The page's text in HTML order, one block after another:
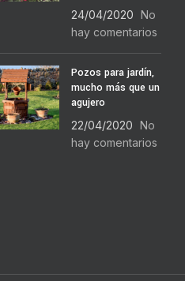
24/04/2020 No
hay comentarios
Pozos para jardín,
mucho más que un
agujero
22/04/2020 No
hay comentarios